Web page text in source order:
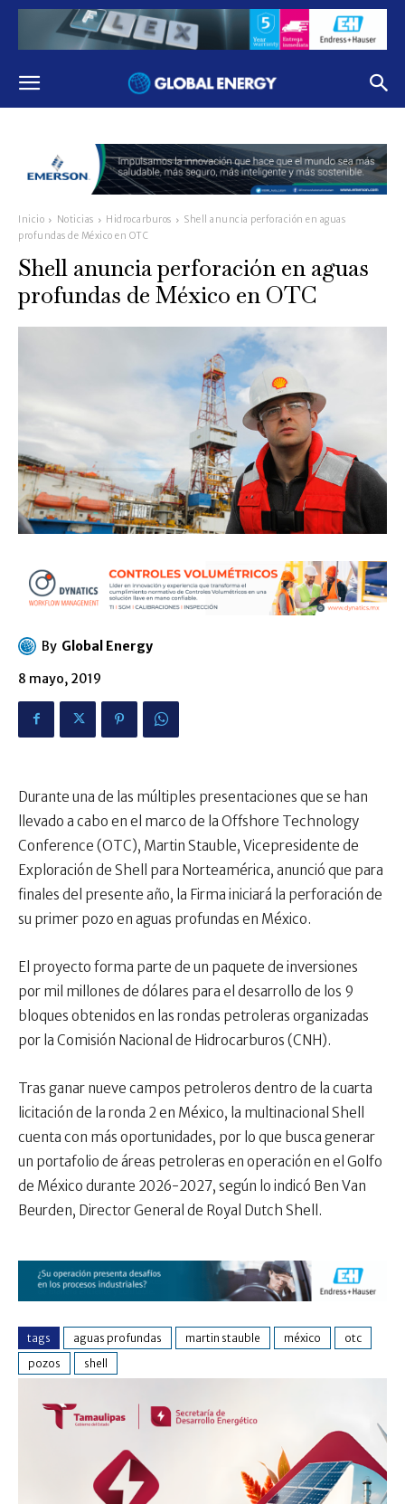
Inicio Noticias Hidrocarburos
Shell anuncia perforación en aguas
profundas de México en OTC
Shell anuncia perforación en aguas
profundas de México en OTC
By Global Energy
8 mayo, 2019
Durante una de las múltiples presentaciones que se han
llevado a cabo en el marco de la Offshore Technology
Conference (OTC), Martin Stauble, Vicepresidente de
Exploración de Shell para Norteamérica, anunció que para
finales del presente año, la Firma iniciará la perforación de
su primer pozo en aguas profundas en México.
El proyecto forma parte de un paquete de inversiones
por mil millones de dólares para el desarrollo de los 9
bloques obtenidos en las rondas petroleras organizadas
por la Comisión Nacional de Hidrocarburos (CNH).
Tras ganar nueve campos petroleros dentro de la cuarta
licitación de la ronda 2 en México, la multinacional Shell
cuenta con más oportunidades, por lo que busca generar
un portafolio de áreas petroleras en operación en el Golfo
de México durante 2026-2027, según lo indicó Ben Van
Beurden, Director General de Royal Dutch Shell.
tags aguas profundas martin stauble méxico
otc
pozos
shell